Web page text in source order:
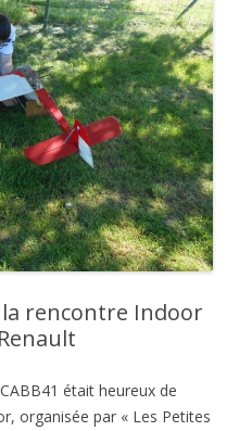
rencontre Indoor
était heureux de
organisée par « Les Petites